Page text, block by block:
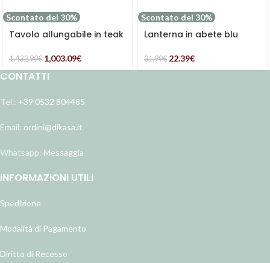
Scontato del 30%
Tavolo allungabile in teak
1,432.99€ 1,003.09€
Scontato del 30%
Lanterna in abete blu
31.99€ 22.39€
CONTATTI
Tel.: +39 0532 804485
Email: ordini@dikasa.it
Whatsapp: Messaggia
INFORMAZIONI UTILI
Spedizione
Modalità di Pagamento
Diritto di Recesso